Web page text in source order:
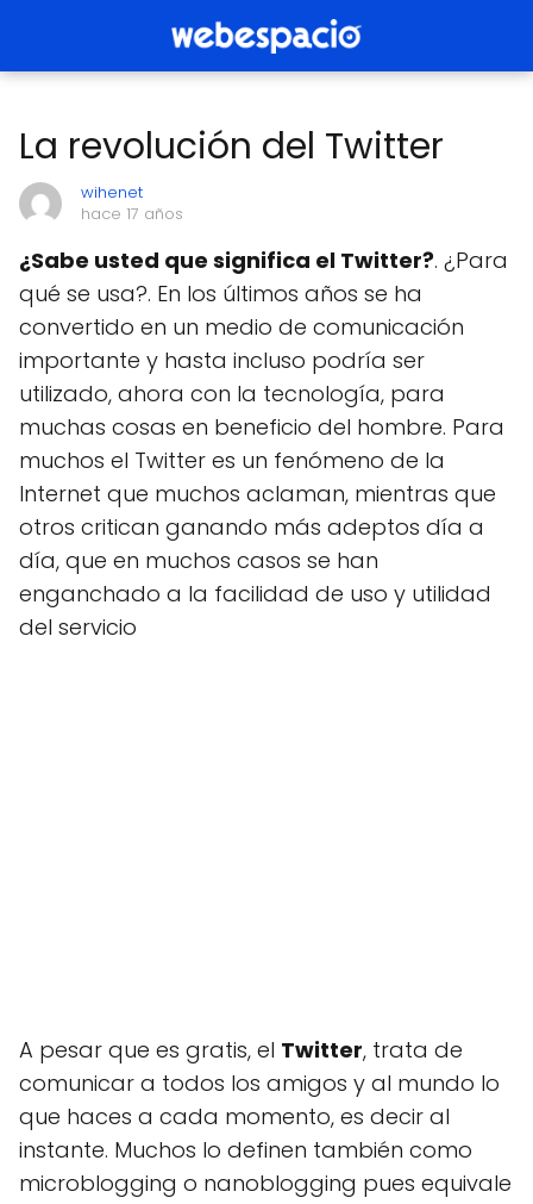
La revolución del Twitter
wihenet
hace 17 años
¿Sabe usted que significa el Twitter?. ¿Para
qué se usa?. En los últimos años se ha
convertido en un medio de comunicación
importante y hasta incluso podría ser
utilizado, ahora con la tecnología, para
muchas cosas en beneficio del hombre. Para
muchos el Twitter es un fenómeno de la
Internet que muchos aclaman, mientras que
otros critican ganando más adeptos día a
día, que en muchos casos se han
enganchado a la facilidad de uso y utilidad
del servicio
A pesar que es gratis, el Twitter, trata de
comunicar a todos los amigos y al mundo lo
que haces a cada momento, es decir al
instante. Muchos lo definen también como
microblogging o nanoblogging pues equivale